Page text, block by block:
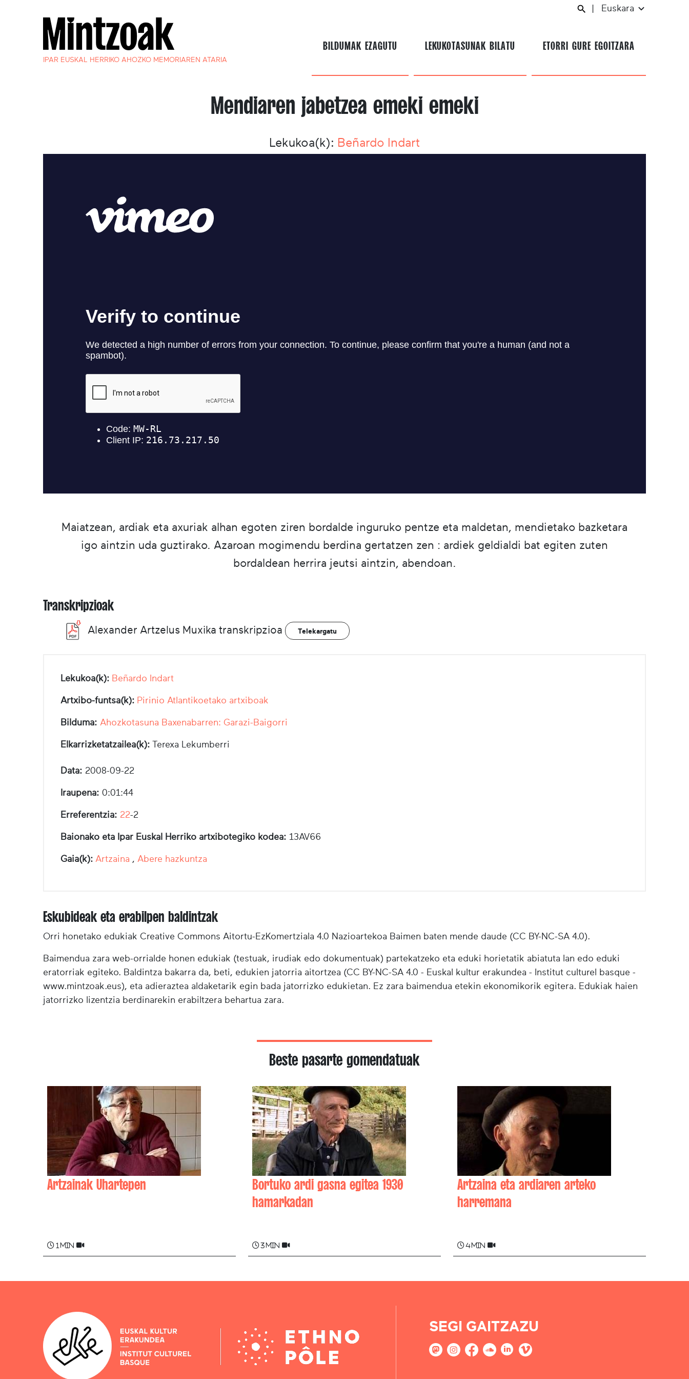
IPAR EUSKAL HERRIKO AHOZKO MEMORIAREN ATARIA
Euskara
BILDUMAK EZAGUTU LEKUKOTASUNAK BILATU ETORRI GURE EGOITZARA
Mendiaren jabetzea emeki emeki
Lekukoa(k): Beñardo Indart
Maiatzean, ardiak eta axuriak alhan egoten ziren bordalde inguruko pentze eta maldetan, mendietako bazketara
igo aintzin uda guztirako. Azaroan mogimendu berdina gertatzen zen : ardiek geldialdi bat egiten zuten
bordaldean herrira jeutsi aintzin, abendoan.
Transkripzioak
Alexander Artzelus Muxika transkripzioa Telekargatu
Lekukoa(k): Beñardo Indart
Artxibo-funtsa(k): Pirinio Atlantikoetako artxiboak
Bilduma: Ahozkotasuna Baxenabarren: Garazi-Baigorri
Elkarrizketatzailea(k): Terexa Lekumberri
Data: 2008-09-22
Iraupena: 0:01:44
Erreferentzia: 22-2
Baionako eta Ipar Euskal Herriko artxibotegiko kodea: 13AV66
Gaia(k): Artzaina , Abere hazkuntza
Eskubideak eta erabilpen baldintzak
Orri honetako edukiak Creative Commons Aitortu-EzKomertziala 4.0 Nazioartekoa Baimen baten mende daude (CC BY-NC-SA 4.0).
Baimendua zara web-orrialde honen edukiak (testuak, irudiak edo dokumentuak) partekatzeko eta eduki horietatik abiatuta lan edo eduki
eratorriak egiteko. Baldintza bakarra da, beti, edukien jatorria aitortzea (CC BY-NC-SA 4.0 - Euskal kultur erakundea - Institut culturel basque -
www.mintzoak.eus), eta adieraztea aldaketarik egin bada jatorrizko edukietan. Ez zara baimendua etekin ekonomikorik egitera. Edukiak haien
jatorrizko lizentzia berdinarekin erabiltzera behartua zara.
Beste pasarte gomendatuak
Artzainak Uhartepen
1 min
Bortuko ardi gasna egitea 1930
hamarkadan
3 min
Artzaina eta ardiaren arteko
harremana
4 min
SEGI GAITZAZU